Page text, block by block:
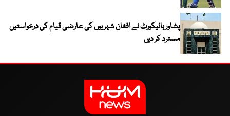
پشاور ہائیکورٹ نے افغان شہریوں کی عارضی قیام کی درخواستیں
مسترد کر دیں